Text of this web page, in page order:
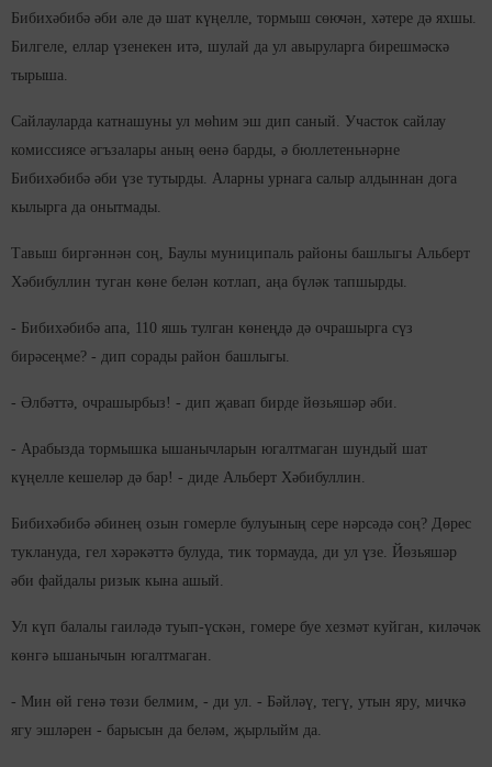
Бибихәбибә әби әле дә шат күңелле, тормыш сөючән, хәтере дә яхшы.
Билгеле, еллар үзенекен итә, шулай да ул авыруларга бирешмәскә
тырыша.
Сайлауларда катнашуны ул мөһим эш дип саный. Участок сайлау
комиссиясе әгъзалары аның өенә барды, ә бюллетеньнәрне
Бибихәбибә әби үзе тутырды. Аларны урнага салыр алдыннан дога
кылырга да онытмады.
Тавыш биргәннән соң, Баулы муниципаль районы башлыгы Альберт
Хәбибуллин туган көне белән котлап, аңа бүләк тапшырды.
- Бибихәбибә апа, 110 яшь тулган көнеңдә дә очрашырга сүз
бирәсеңме? - дип сорады район башлыгы.
- Әлбәттә, очрашырбыз! - дип җавап бирде йөзьяшәр әби.
- Арабызда тормышка ышанычларын югалтмаган шундый шат
күңелле кешеләр дә бар! - диде Альберт Хәбибуллин.
Бибихәбибә әбинең озын гомерле булуының сере нәрсәдә соң? Дөрес
туклануда, гел хәрәкәттә булуда, тик тормауда, ди ул үзе. Йөзьяшәр
әби файдалы ризык кына ашый.
Ул күп балалы гаиләдә туып-үскән, гомере буе хезмәт куйган, киләчәк
көнгә ышанычын югалтмаган.
- Мин өй генә төзи белмим, - ди ул. - Бәйләү, тегү, утын яру, мичкә
ягу эшләрен - барысын да беләм, җырлыйм да.